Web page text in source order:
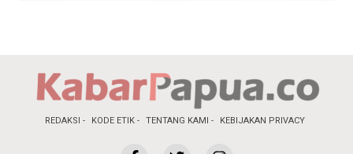
REDAKSI KODE ETIK TENTANG KAMI KEBIJAKAN PRIVACY